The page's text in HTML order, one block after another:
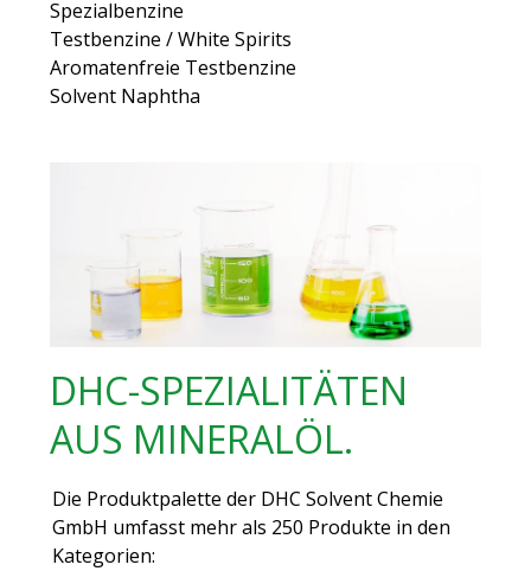
Spezialbenzine
Testbenzine / White Spirits
Aromatenfreie Testbenzine
Solvent Naphtha
DHC-SPEZIALITÄTEN
AUS MINERALÖL.
Die Produktpalette der DHC Solvent Chemie
GmbH umfasst mehr als 250 Produkte in den
Kategorien: